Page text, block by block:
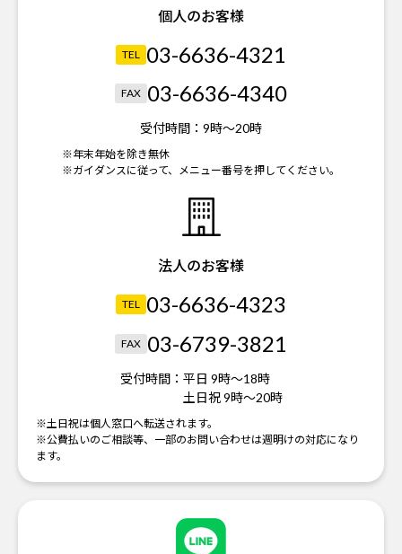
個人のお客様
TEL 03-6636-4321
FAX 03-6636-4340
受付時間： 9時～20時
※年末年始を除き無休
※ガイダンスに従って、メニュー番号を押してください。
法人のお客様
TEL 03-6636-4323
FAX 03-6739-3821
受付時間： 平日 9時～18時
土日祝 9時～20時
※土日祝は個人窓口へ転送されます。
※公費払いのご相談等、一部のお問い合わせは週明けの対応になり
ます。